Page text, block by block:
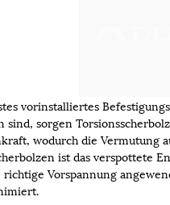
vorinstalliertes
sind, sorgen
wodurch die
ist das verspottete
Vorspannung